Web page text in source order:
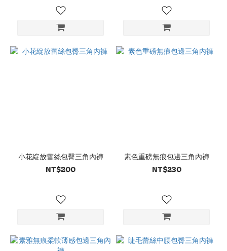
小花綻放蕾絲包臀三角內褲
NT$200
素色重磅無痕包邊三角內褲
NT$230